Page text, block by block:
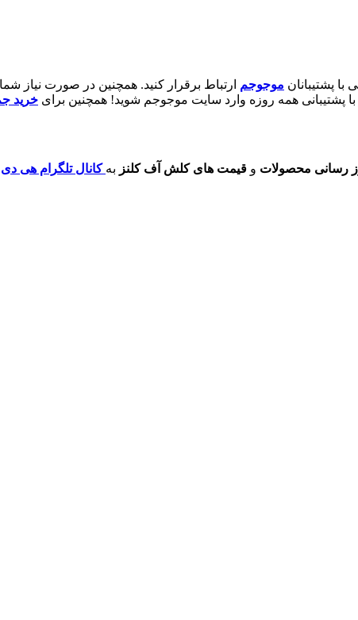
پشتیبانان موجوجم ارتباط برقرار کنید. همچنین در صورت نیاز
پشتیبانی همه روزه وارد سایت موجوجم شوید! همچنین برای خرید
رسانی محصولات و قیمت های کلش آف کلنز به کانال تلگرام هی دی